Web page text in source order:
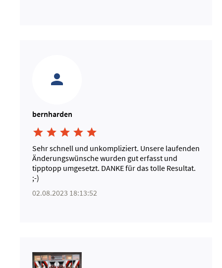
bernharden
    
Sehr schnell und unkompliziert. Unsere laufenden
Änderungswünsche wurden gut erfasst und
tipptopp umgesetzt. DANKE für das tolle Resultat.
;-)
02.08.2023 18:13:52